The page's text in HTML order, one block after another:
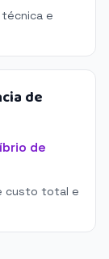
e
de
de
custo total e